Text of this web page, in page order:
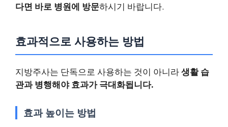
다면 바로 병원에 방문하시기 바랍니다.
효과적으로 사용하는 방법
지방주사는 단독으로 사용하는 것이 아니라생활 습
관과 병행해야 효과가 극대화됩니다.
효과 높이는 방법